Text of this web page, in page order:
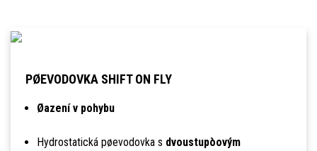
PØEVODOVKA SHIFT ON FLY
Øazení v pohybu
Hydrostatická pøevodovka s dvoustupòovým